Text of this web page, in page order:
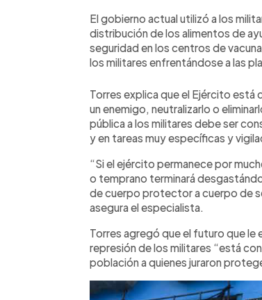
El gobierno actual utilizó a los
distribución de los alimentos de
seguridad en los centros de
los militares enfrentándose a las
Torres explica que el Ejército
un enemigo, neutralizarlo o
pública a los militares debe ser
y en tareas muy específicas y
“Si el ejército permanece por
o temprano terminará
de cuerpo protector a cuerpo de
asegura el especialista.
Torres agregó que el futuro que le
represión de los militares “está
población a quienes juraron